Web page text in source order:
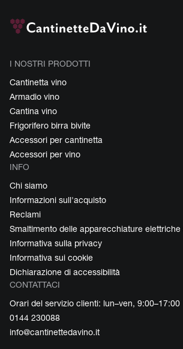
I NOSTRI PRODOTTI
Cantinetta vino
Armadio vino
Cantina vino
Frigorifero birra bivite
Accessori per cantinetta
Accessori per vino
INFO
Chi siamo
Informazioni sull'acquisto
Reclami
Smaltimento delle apparecchiature
Informativa sulla privacy
Informativa sui cookie
Dichiarazione di accessibilità
CONTATTACI
Orari del servizio clienti: lun–ven, 9:00–17:00
0144 230088
info@cantinettedavino.it